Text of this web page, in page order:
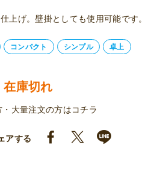
上げ。壁掛としても使用可能です。
コンパクト シンプル 卓上
在庫切れ
・大量注文の方はコチラ
アする